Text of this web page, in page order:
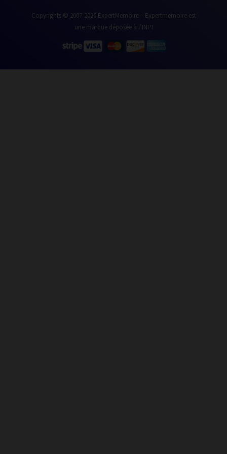
Copyrights © 2007-2026 ExpertMemoire – Expertmemoire est
une marque déposée à l’INPI